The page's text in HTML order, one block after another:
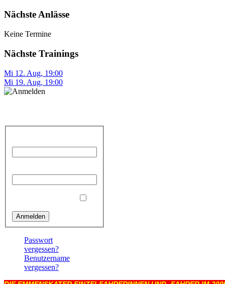
Nächste Anlässe
Keine Termine
Nächste Trainings
Mi 12. Aug, 19:00
Mi 19. Aug, 19:00
Passwort
vergessen?
Benutzername
vergessen?